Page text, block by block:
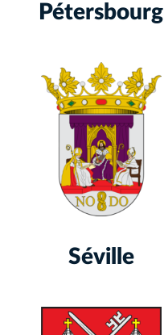
Pétersbourg
Séville